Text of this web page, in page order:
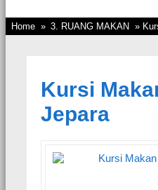
Home » 3. RUANG MAKAN »
Kursi
Jepara